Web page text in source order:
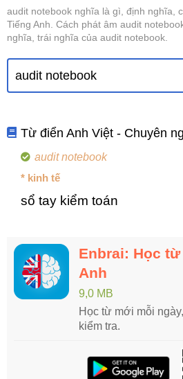
audit notebook nghĩa là gì, định nghĩa,
Tiếng Anh. Cách phát âm audit
nghĩa, trái nghĩa của audit notebook.
Từ điển Anh Việt - Chuyên
audit notebook
* kinh tế
sổ tay kiểm toán
Enbrai: Học
Anh
9,0 MB
Học từ mới mỗi
kiểm tra.